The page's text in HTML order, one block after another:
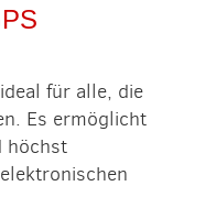
für alle, die
Es ermöglicht
höchst